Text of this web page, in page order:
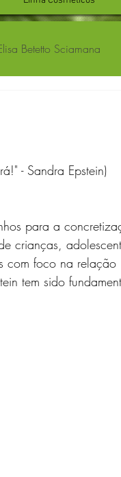
Betetto Sciamana
- Sandra Epstein)
para a
crianças,
com foco na relação
tem sido